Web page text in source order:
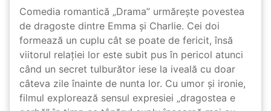
Comedia romantică „Drama” urmărește povestea
de dragoste dintre Emma și Charlie. Cei doi
formează un cuplu cât se poate de fericit, însă
viitorul relației lor este subit pus în pericol atunci
când un secret tulburător iese la iveală cu doar
câteva zile înainte de nunta lor. Cu umor și ironie,
filmul explorează sensul expresiei „dragostea e